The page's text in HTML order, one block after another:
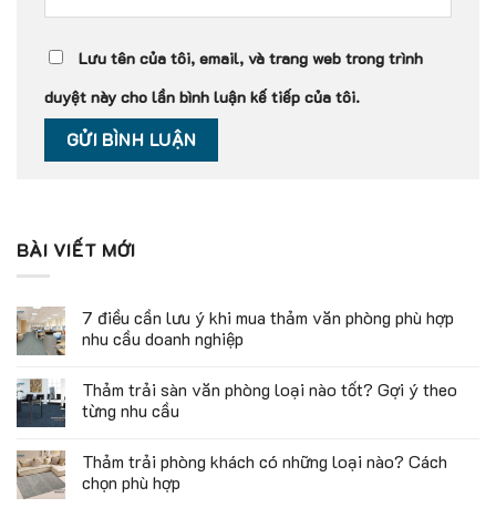
Lưu tên của tôi, email, và trang web trong trình
duyệt này cho lần bình luận kế tiếp của tôi.
BÀI VIẾT MỚI
7 điều cần lưu ý khi mua thảm văn phòng phù hợp
nhu cầu doanh nghiệp
Thảm trải sàn văn phòng loại nào tốt? Gợi ý theo
từng nhu cầu
Thảm trải phòng khách có những loại nào? Cách
chọn phù hợp